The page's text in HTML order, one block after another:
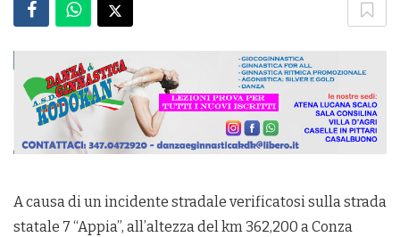
A causa di un incidente stradale verificatosi sulla strada
statale 7 “Appia”, all’altezza del km 362,200 a Conza